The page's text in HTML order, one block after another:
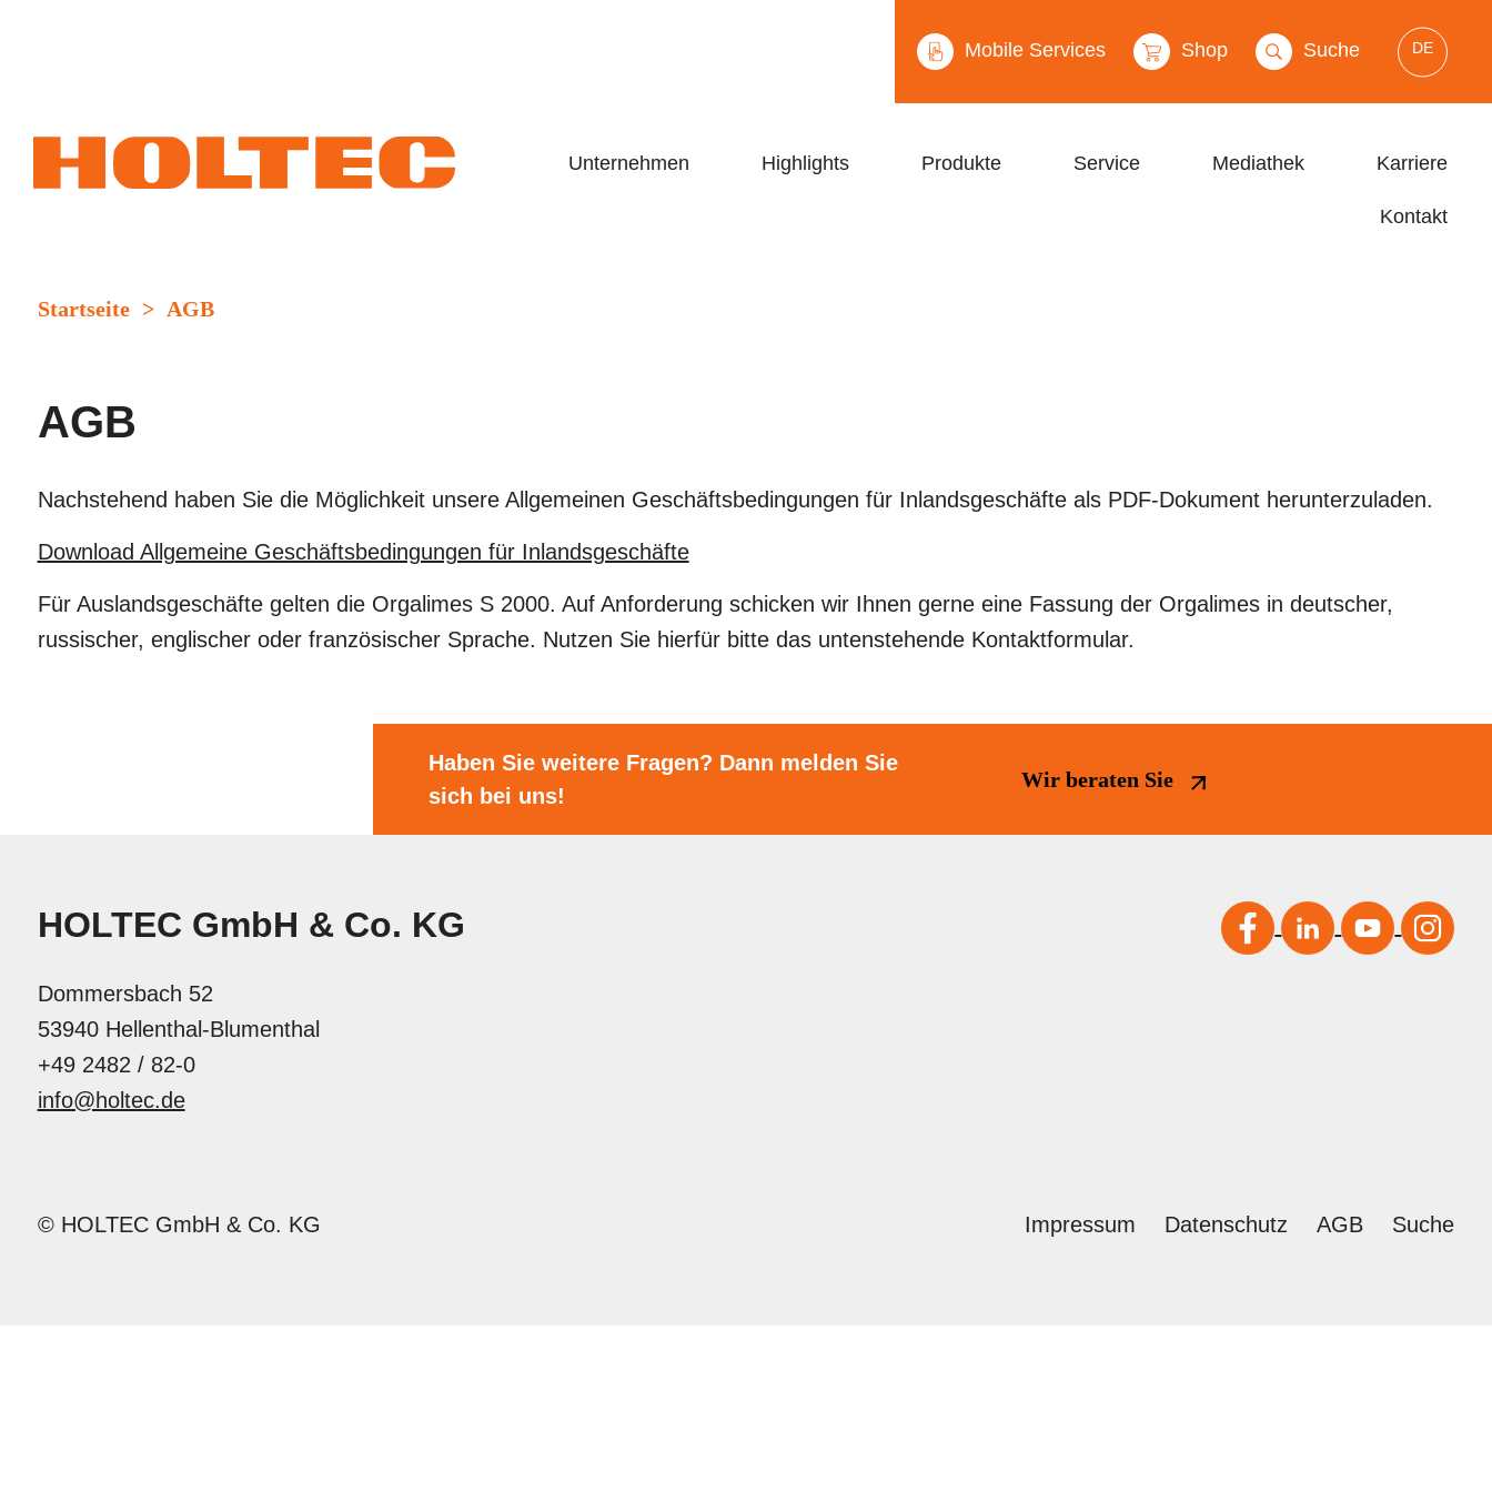
Mobile Services Shop Suche DE
Unternehmen Highlights Produkte Service Mediathek Karriere
Kontakt
Startseite > AGB
AGB
Nachstehend haben Sie die Möglichkeit unsere Allgemeinen Geschäftsbedingungen für Inlandsgeschäfte als PDF-Dokument herunterzuladen.
Download Allgemeine Geschäftsbedingungen für Inlandsgeschäfte
Für Auslandsgeschäfte gelten die Orgalimes S 2000. Auf Anforderung schicken wir Ihnen gerne eine Fassung der Orgalimes in deutscher,
russischer, englischer oder französischer Sprache. Nutzen Sie hierfür bitte das untenstehende Kontaktformular.
Haben Sie weitere Fragen? Dann melden Sie
sich bei uns!
Wir beraten Sie
HOLTEC GmbH & Co. KG
Dommersbach 52
53940 Hellenthal-Blumenthal
+49 2482 / 82-0
info@holtec.de
© HOLTEC GmbH & Co. KG Impressum Datenschutz AGB Suche